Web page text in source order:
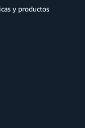
y productos